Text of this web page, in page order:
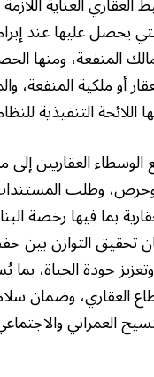
يحصل عليها عند
المنفعة، ومنها
أو ملكية المنفعة،
اللائحة التنفيذية
العقاريين
وطلب
بما فيها رخصة
تحقيق التوازن بين
جودة الحياة،
العقاري، وضمان
العمراني